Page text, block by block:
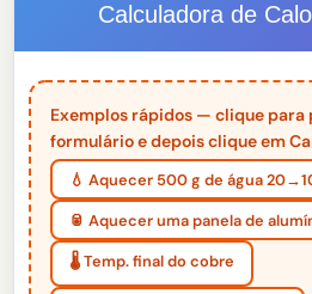
Calculadora de
Exemplos rápidos — clique para
formulário e depois clique em
💧 Aquecer 500 g de água
🥫 Aquecer uma panela de
🌡️ Temp. final do cobre